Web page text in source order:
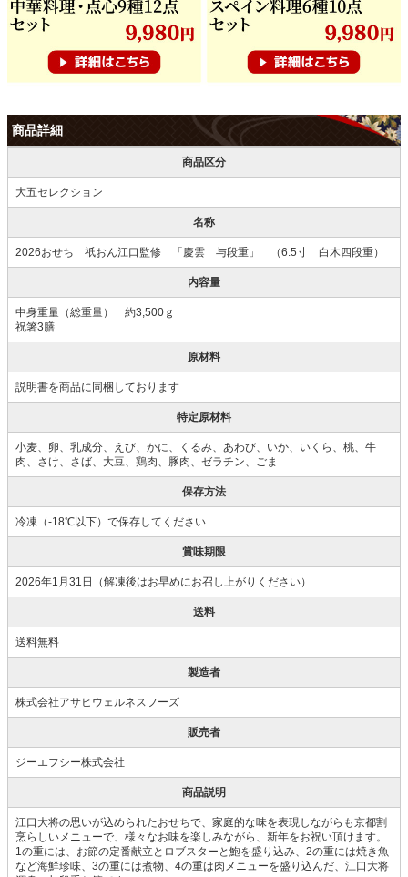
商品詳細
商品区分
大五セレクション
名称
2026おせち 祇おん江口監修 「慶雲 与段重」 （6.5寸 白木四段重）
内容量
中身重量（総重量） 約3,500ｇ
祝箸3膳
原材料
説明書を商品に同梱しております
特定原材料
小麦、卵、乳成分、えび、かに、くるみ、あわび、いか、いくら、桃、牛
肉、さけ、さば、大豆、鶏肉、豚肉、ゼラチン、ごま
保存方法
冷凍（-18℃以下）で保存してください
賞味期限
2026年1月31日（解凍後はお早めにお召し上がりください）
送料
送料無料
製造者
株式会社アサヒウェルネスフーズ
販売者
ジーエフシー株式会社
商品説明
江口大将の思いが込められたおせちで、家庭的な味を表現しながらも京都割
烹らしいメニューで、様々なお味を楽しみながら、新年をお祝い頂けます。
1の重には、お節の定番献立とロブスターと鮑を盛り込み、2の重には焼き魚
など海鮮珍味、3の重には煮物、4の重は肉メニューを盛り込んだ、江口大将